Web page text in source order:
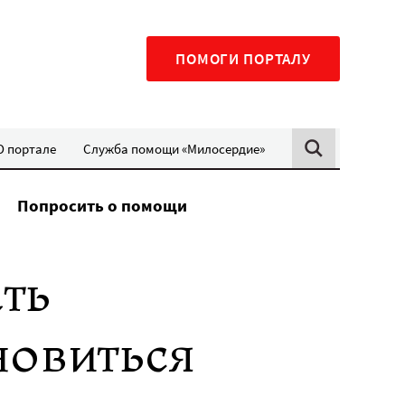
ПОМОГИ ПОРТАЛУ
портале Служба помощи «Милосердие»
Попросить о помощи